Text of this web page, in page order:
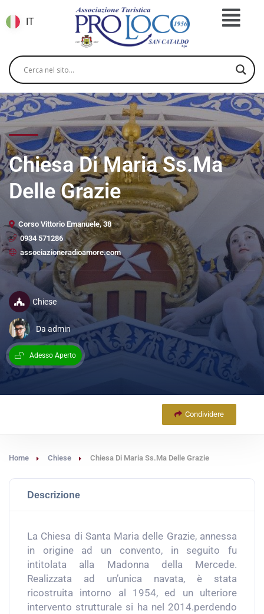
IT
Chiesa Di Maria Ss.Ma
Delle Grazie
Corso Vittorio Emanuele, 38
0934 571286
associazioneradioamore.com
Chiese
Da admin
Adesso Aperto
Condividere
Home Chiese Chiesa Di Maria Ss.Ma Delle Grazie
Descrizione
La Chiesa di Santa Maria delle Grazie, annessa
in origine ad un convento, in seguito fu
intitolata alla Madonna della Mercede.
Realizzata ad un’unica navata, è stata
ricostruita intorno al 1954, ed un ulteriore
intervento strutturale si ha nel 2014.perdendo